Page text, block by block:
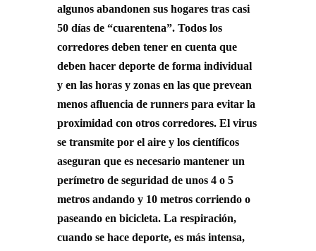
algunos abandonen sus hogares tras casi
50 días de “cuarentena”. Todos los
corredores deben tener en cuenta que
deben hacer deporte de forma individual
y en las horas y zonas en las que prevean
menos afluencia de runners para evitar la
proximidad con otros corredores. El virus
se transmite por el aire y los científicos
aseguran que es necesario mantener un
perímetro de seguridad de unos 4 o 5
metros andando y 10 metros corriendo o
paseando en bicicleta. La respiración,
cuando se hace deporte, es más intensa,